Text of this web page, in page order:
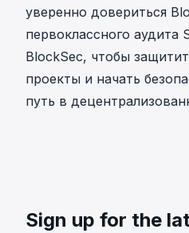
уверенно довериться
первоклассного аудита
BlockSec, чтобы
проекты и начать
путь в
Sign up for the